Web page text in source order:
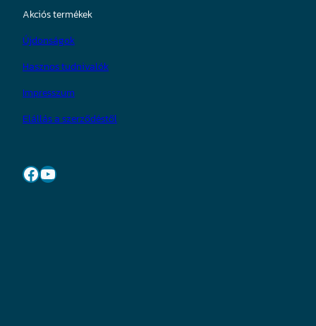
Akciós termékek
Újdonságok
Hasznos tudnivalók
Impresszum
Elállás a szerződéstől
Facebook YouTube